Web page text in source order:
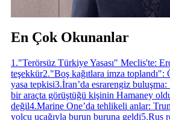
En Çok Okunanlar
1 ."Terörsüz Türkiye Yasası" Meclis'te:
teşekkür2."Boş kağıtlara imza toplandı":
yasa tepkisi3.İran’da esrarengiz
bir araçta görüştüğü kişinin Hamaney
değil4.Marine One’da tehlikeli anlar:
yolcu uçağıyla burun buruna geldi5.Rus